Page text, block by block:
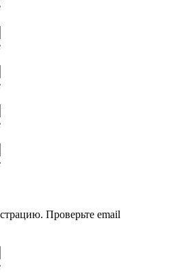
Проверьте email